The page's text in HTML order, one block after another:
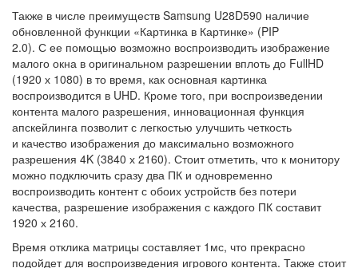
Также в числе преимуществ Samsung U28D590 наличие
обновленной функции «Картинка в Картинке» (PIP
2.0). С ее помощью возможно воспроизводить изображение
малого окна в оригинальном разрешении вплоть до FullHD
(1920 х 1080) в то время, как основная картинка
воспроизводится в UHD. Кроме того, при воспроизведении
контента малого разрешения, инновационная функция
апскейлинга позволит с легкостью улучшить четкость
и качество изображения до максимально возможного
разрешения 4K (3840 х 2160). Стоит отметить, что к монитору
можно подключить сразу два ПК и одновременно
воспроизводить контент с обоих устройств без потери
качества, разрешение изображения с каждого ПК составит
1920 х 2160.
Время отклика матрицы составляет 1мс, что прекрасно
подойдет для воспроизведения игрового контента. Также стоит